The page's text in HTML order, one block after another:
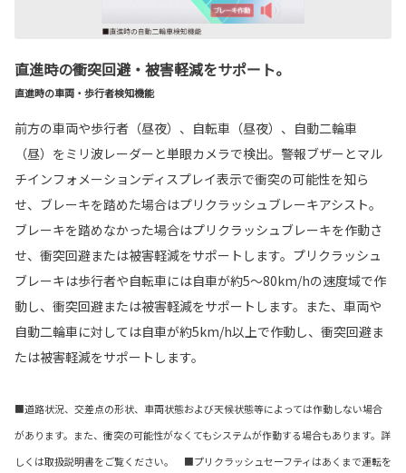
直進時の衝突回避・被害軽減をサポート。
直進時の車両・歩行者検知機能
前方の車両や歩行者（昼夜）、自転車（昼夜）、自動二輪車
（昼）をミリ波レーダーと単眼カメラで検出。警報ブザーとマル
チインフォメーションディスプレイ表示で衝突の可能性を知ら
せ、ブレーキを踏めた場合はプリクラッシュブレーキアシスト。
ブレーキを踏めなかった場合はプリクラッシュブレーキを作動さ
せ、衝突回避または被害軽減をサポートします。プリクラッシュ
ブレーキは歩行者や自転車には自車が約5〜80km/hの速度域で作
動し、衝突回避または被害軽減をサポートします。また、車両や
自動二輪車に対しては自車が約5km/h以上で作動し、衝突回避ま
たは被害軽減をサポートします。
■道路状況、交差点の形状、車両状態および天候状態等によっては作動しない場合
があります。また、衝突の可能性がなくてもシステムが作動する場合もあります。詳
しくは取扱説明書をご覧ください。 ■プリクラッシュセーフティはあくまで運転を